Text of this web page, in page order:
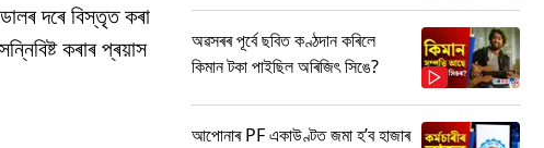
দৰে বিস্তৃত কৰা
কৰাৰ প্ৰয়াস
অৱসৰৰ পূৰ্বে ছবিত কণ্ঠদান কৰিলে
কিমান টকা পাইছিল অৰিজিৎ সিঙে?
আপোনাৰ PF একাউণ্টত জমা হ’ব হাজাৰ